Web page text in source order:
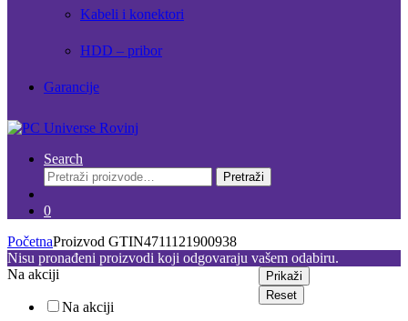
Kabeli i konektori
HDD – pribor
Garancije
Search
Pretraži:
Pretraži
0
PočetnaProizvod GTIN4711121900938
Nisu pronađeni proizvodi koji odgovaraju vašem odabiru.
Na akciji
Na akciji
Prikaži
Reset